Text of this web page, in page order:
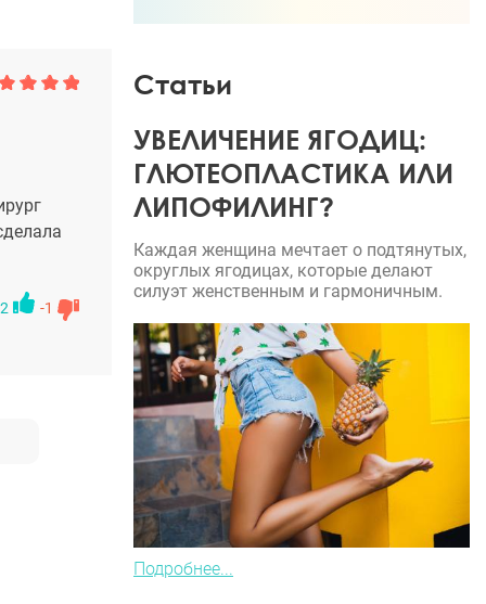
2 -1
Статьи
УВЕЛИЧЕНИЕ ЯГОДИЦ:
ГЛЮТЕОПЛАСТИКА ИЛИ
ЛИПОФИЛИНГ?
Каждая женщина мечтает о подтянутых,
округлых ягодицах, которые делают
силуэт женственным и гармоничным.
Подробнее...